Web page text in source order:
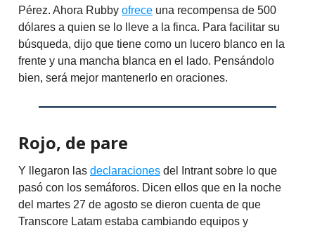
Pérez. Ahora Rubby ofrece una recompensa de 500
dólares a quien se lo lleve a la finca. Para facilitar su
búsqueda, dijo que tiene como un lucero blanco en la
frente y una mancha blanca en el lado. Pensándolo
bien, será mejor mantenerlo en oraciones.
Rojo, de pare
Y llegaron las declaraciones del Intrant sobre lo que
pasó con los semáforos. Dicen ellos que en la noche
del martes 27 de agosto se dieron cuenta de que
Transcore Latam estaba cambiando equipos y